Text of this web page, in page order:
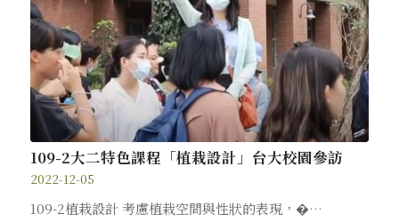
109-2大二特色課程「植栽設計」台大校園參訪
2022-12-05
109-2植栽設計 考慮植栽空間與性狀的表現，�…